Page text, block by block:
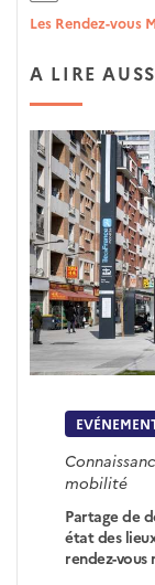
Les Rendez-vous
A LIRE
mobilité
Partage de
état des
rendez-